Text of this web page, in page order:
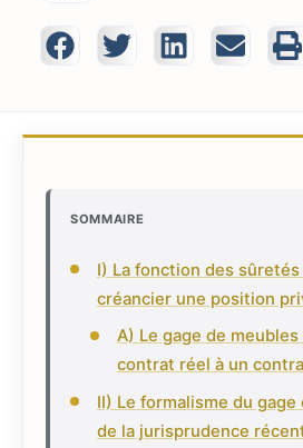
SOMMAIRE
I) La fonction des
créancier une position
A) Le gage de meubles
contrat réel à un
II) Le formalisme du
de la jurisprudence